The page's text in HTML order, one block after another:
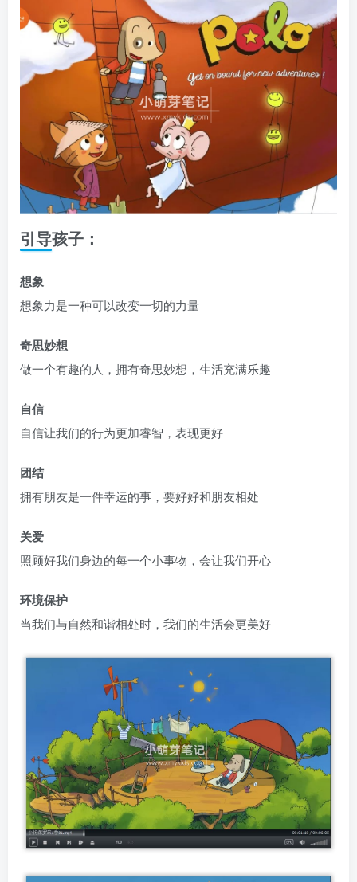
引导孩子：
想象
想象力是一种可以改变一切的力量
奇思妙想
做一个有趣的人，拥有奇思妙想，生活充满乐趣
自信
自信让我们的行为更加睿智，表现更好
团结
拥有朋友是一件幸运的事，要好好和朋友相处
关爱
照顾好我们身边的每一个小事物，会让我们开心
环境保护
当我们与自然和谐相处时，我们的生活会更美好